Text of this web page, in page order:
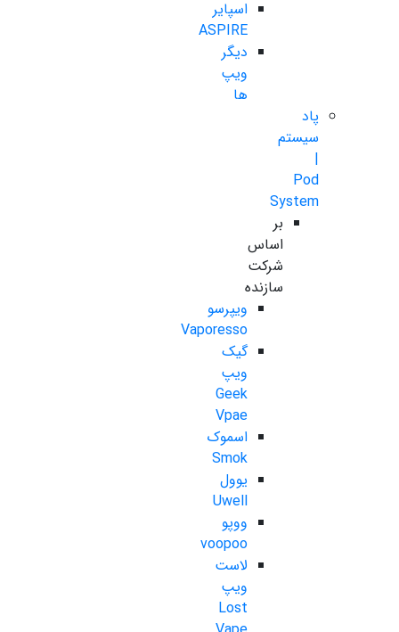
اسپایر
ASPIRE
دیگر
ویپ
ها
پاد
سیستم
|
Pod
System
بر
اساس
شرکت
سازنده
ویپرسو
Vaporesso
گیک
ویپ
Geek
Vpae
اسموک
Smok
یوول
Uwell
ووپو
voopoo
لاست
ویپ
Lost